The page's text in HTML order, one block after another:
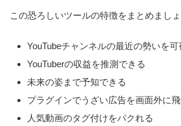
この恐ろしいツールの特徴をまとめましょ
YouTubeチャンネルの最近の勢いを可
YouTuberの収益を推測できる
未来の姿まで予知できる
プラグインでうざい広告を画面外に
人気動画のタグ付けをパクれる